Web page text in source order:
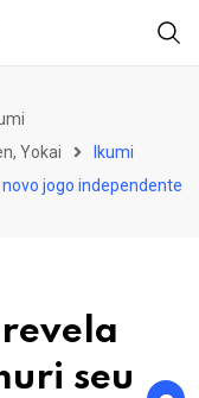
Yokai
Ikumi
jogo independente
seu